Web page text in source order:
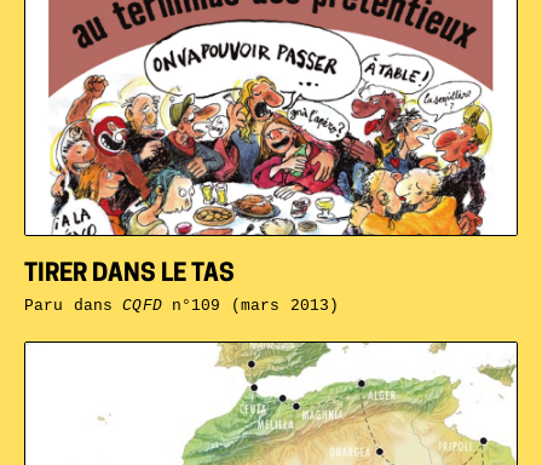
TIRER DANS LE TAS
Paru dansCQFDn°109 (mars 2013)